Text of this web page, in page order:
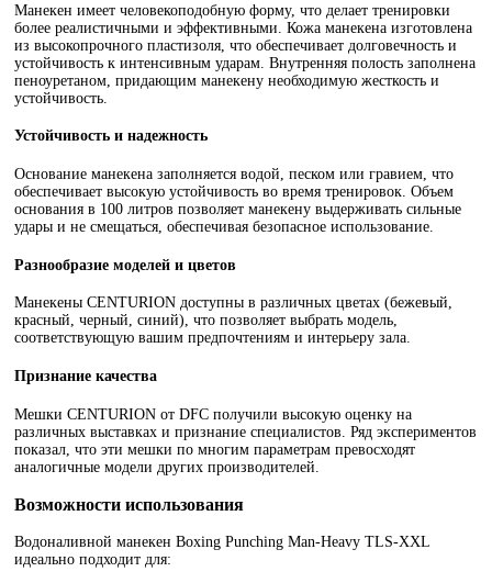
Манекен имеет человекоподобную форму, что делает тренировки
более реалистичными и эффективными. Кожа манекена изготовлена
из высокопрочного пластизоля, что обеспечивает долговечность и
устойчивость к интенсивным ударам. Внутренняя полость заполнена
пеноуретаном, придающим манекену необходимую жесткость и
устойчивость.
Устойчивость и надежность
Основание манекена заполняется водой, песком или гравием, что
обеспечивает высокую устойчивость во время тренировок. Объем
основания в 100 литров позволяет манекену выдерживать сильные
удары и не смещаться, обеспечивая безопасное использование.
Разнообразие моделей и цветов
Манекены CENTURION доступны в различных цветах (бежевый,
красный, черный, синий), что позволяет выбрать модель,
соответствующую вашим предпочтениям и интерьеру зала.
Признание качества
Мешки CENTURION от DFC получили высокую оценку на
различных выставках и признание специалистов. Ряд экспериментов
показал, что эти мешки по многим параметрам превосходят
аналогичные модели других производителей.
Возможности использования
Водоналивной манекен Boxing Punching Man-Heavy TLS-XXL
идеально подходит для: